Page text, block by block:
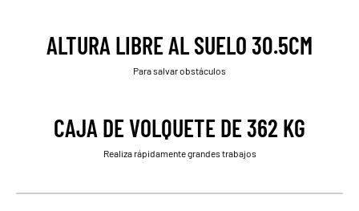
ALTURA LIBRE AL SUELO 30.5CM
Para salvar obstáculos
CAJA DE VOLQUETE DE 362 KG
Realiza rápidamente grandes trabajos